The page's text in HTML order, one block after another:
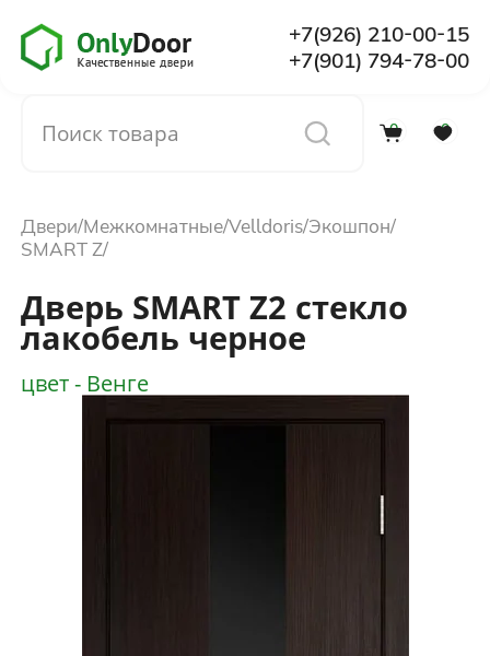
+7(926) 210-00-15
+7(901) 794-78-00
0 0
О компании
Установка
Доставка и оплата
Двери Межкомнатные Velldoris Экошпон
SMART Z
Дверь SMART Z2 стекло
лакобель черное
цвет - Венге